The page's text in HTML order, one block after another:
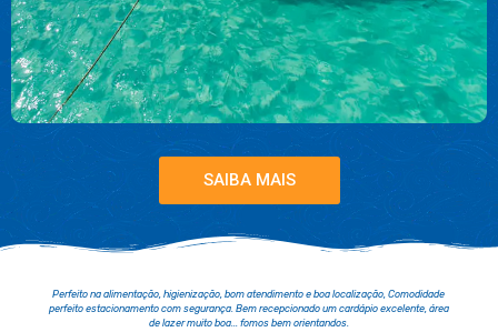
SAIBA MAIS
Perfeito na alimentação, higienização, bom atendimento e boa localização, Comodidade
perfeito estacionamento com segurança. Bem recepcionado um cardápio excelente, área
de lazer muito boa... fomos bem orientandos.